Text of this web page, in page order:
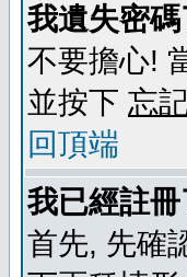
我遺失密
不要擔心!
並按下 忘
回頂端
我已經註
首先, 先確